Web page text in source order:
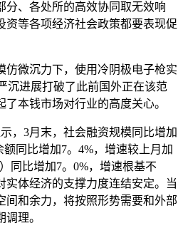
分、各处所的高效协同取无效响
资等各项经济社会政策都要表现促
微沉力下，使用冷阴极电子枪实
沉进展打破了此前国外正在该范
本钱市场对行业的高度关心。
3月末，社会融资规模同比增加
同比增加7。4%，增速较上月加
同比增加7。0%，增速根基不
实体经济的支撑力度连结安定。当
间和余力，将按照形势需要和外部
理。